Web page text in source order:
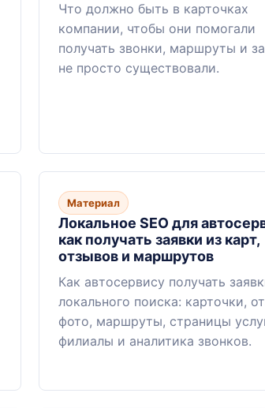
Что должно быть в карточках
компании, чтобы они помогали
получать звонки, маршруты и
не просто существовали.
Материал
Локальное SEO для
как получать заявки из карт,
отзывов и маршрутов
Как автосервису получать
локального поиска: карточки,
фото, маршруты, страницы
филиалы и аналитика звонков.